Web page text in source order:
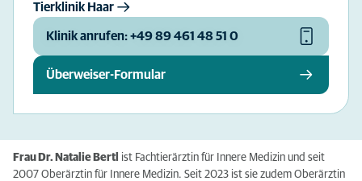
Tierklinik Haar
Klinik anrufen: +49 89 461 48 51 0
Überweiser-Formular
Frau Dr. Natalie Bertl ist Fachtierärztin für Innere Medizin und seit
2007 Oberärztin für Innere Medizin. Seit 2023 ist sie zudem Oberärztin